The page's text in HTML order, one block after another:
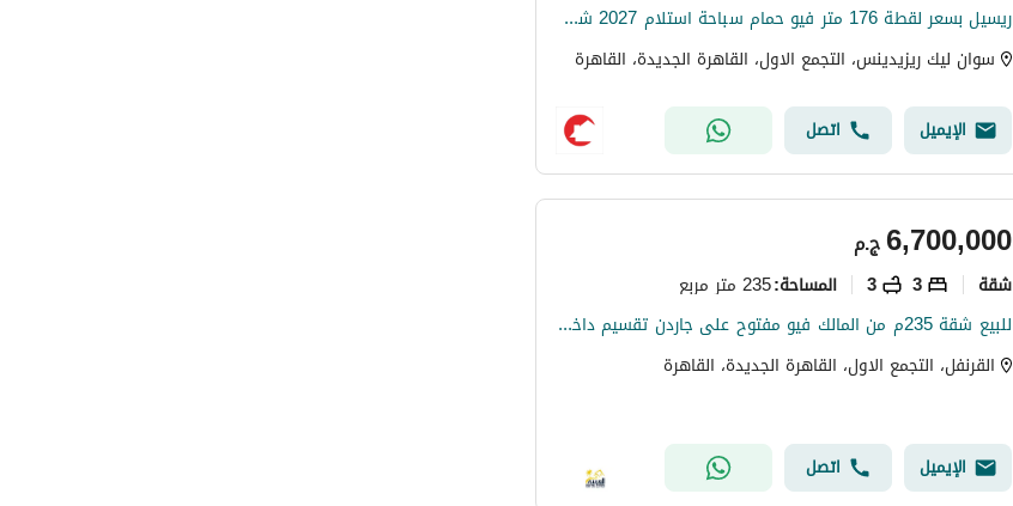
ريسيل بسعر لقطة 176 متر فيو حمام سباحة استلام 2027 شقة للبيع في سوان ليك ريزيدنس حسن علام في التجمع الخامس
سوان ليك ريزيدينس، التجمع الاول، القاهرة الجديدة، القاهرة
الإيميل اتصل
ج.م6,700,000
شقة 3
3 المساحة:235 متر مربع
للبيع شقة 235م من المالك فيو مفتوح على جاردن تقسيم داخلي ممتاز في القرنفل فيلات التجمع الاول بالقرب من الرحاب وشارع التسعين متاح كاش وتقسيط ع سنة ونص
القرنفل، التجمع الاول، القاهرة الجديدة، القاهرة
الإيميل اتصل